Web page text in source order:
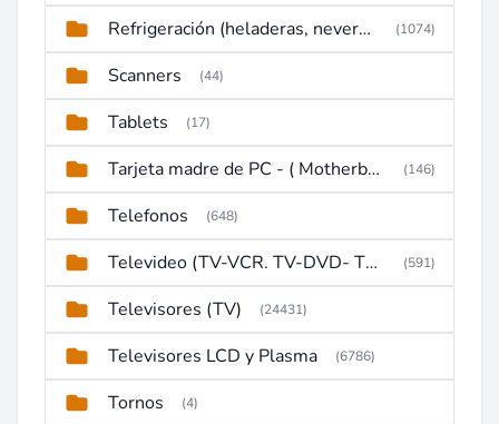
Refrigeración (heladeras, neveras, congeladores) (1074)
Scanners (44)
Tablets (17)
Tarjeta madre de PC - ( Motherboard ) (146)
Telefonos (648)
Televideo (TV-VCR. TV-DVD- TV-DVD-VCR) (591)
Televisores (TV) (24431)
Televisores LCD y Plasma (6786)
Tornos (4)